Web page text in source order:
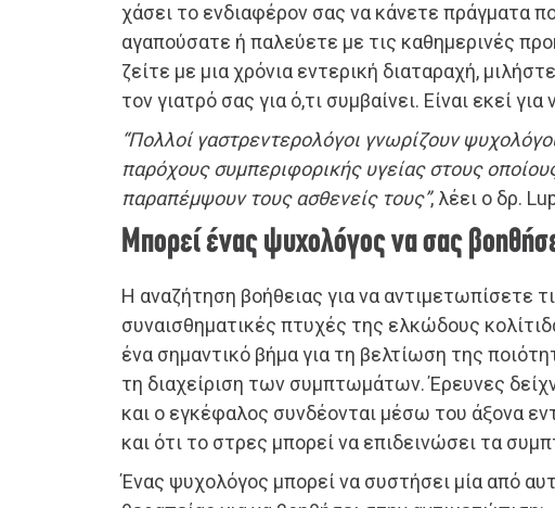
χάσει το ενδιαφέρον σας να κάνετε πράγματα
αγαπούσατε ή παλεύετε με τις καθημερινές
ζείτε με μια χρόνια εντερική διαταραχή,
τον γιατρό σας για ό,τι συμβαίνει. Είναι εκεί
“Πολλοί γαστρεντερολόγοι γνωρίζουν
παρόχους συμπεριφορικής υγείας στους
παραπέμψουν τους ασθενείς τους”, λέει ο δρ.
Μπορεί ένας ψυχολόγος να σας
Η αναζήτηση βοήθειας για να αντιμετωπίσετε
συναισθηματικές πτυχές της ελκώδους
ένα σημαντικό βήμα για τη βελτίωση της
τη διαχείριση των συμπτωμάτων. Έρευνες
και ο εγκέφαλος συνδέονται μέσω του άξονα
και ότι το στρες μπορεί να επιδεινώσει τα
Ένας ψυχολόγος μπορεί να συστήσει μία από